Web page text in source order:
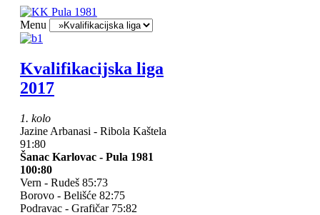
Menu
Kvalifikacijska liga
2017
1. kolo
Jazine Arbanasi - Ribola Kaštela
91:80
Šanac Karlovac - Pula 1981
100:80
Vern - Rudeš 85:73
Borovo - Belišće 82:75
Podravac - Grafičar 75:82